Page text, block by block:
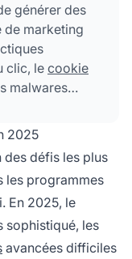
générer des
de marketing
clic, le cookie
malwares
été
2025
des défis les plus
les programmes
En 2025, le
sophistiqué, les
avancées difficiles